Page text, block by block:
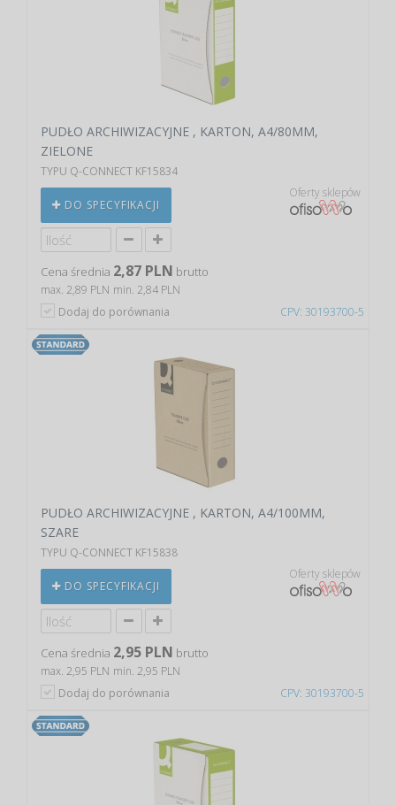
CPV: 30193700-5
PUDŁO ARCHIWIZACYJNE , KARTON, A4/80MM,
ZIELONE
TYPU Q-CONNECT KF15834
DO SPECYFIKACJI
Oferty sklepów
Cena średnia 2,87 PLN brutto
max. 2,89 PLN min. 2,84 PLN
Dodaj do porównania
CPV: 30193700-5
PUDŁO ARCHIWIZACYJNE , KARTON, A4/100MM,
SZARE
TYPU Q-CONNECT KF15838
DO SPECYFIKACJI
Oferty sklepów
Cena średnia 2,95 PLN brutto
max. 2,95 PLN min. 2,95 PLN
Dodaj do porównania